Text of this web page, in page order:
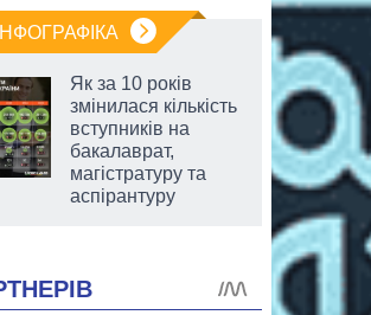
ІНФОГРАФІКА
Як за 10 років
змінилася кількість
вступників на
бакалаврат,
магістратуру та
аспірантуру